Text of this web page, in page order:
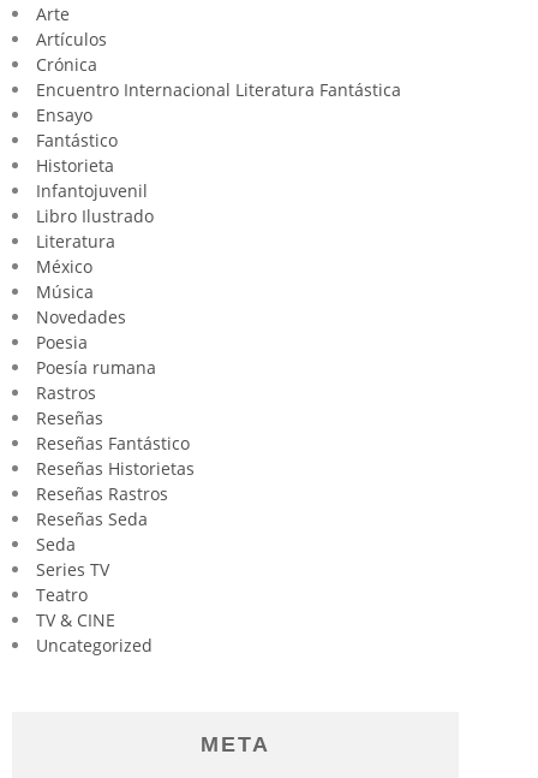
Arte
Artículos
Crónica
Encuentro Internacional Literatura Fantástica
Ensayo
Fantástico
Historieta
Infantojuvenil
Libro Ilustrado
Literatura
México
Música
Novedades
Poesia
Poesía rumana
Rastros
Reseñas
Reseñas Fantástico
Reseñas Historietas
Reseñas Rastros
Reseñas Seda
Seda
Series TV
Teatro
TV & CINE
Uncategorized
META